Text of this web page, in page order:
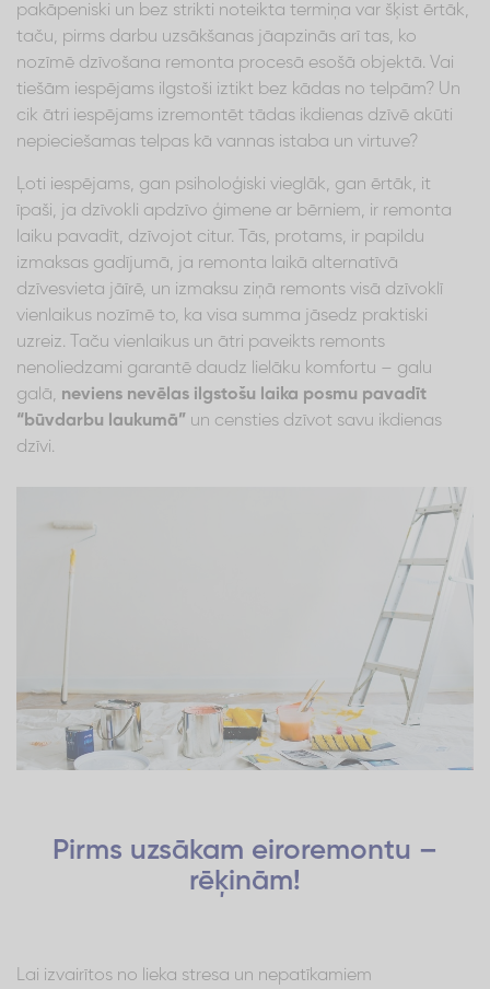
pakāpeniski un bez strikti noteikta termiņa var šķist ērtāk,
taču, pirms darbu uzsākšanas jāapzinās arī tas, ko
nozīmē dzīvošana remonta procesā esošā objektā. Vai
tiešām iespējams ilgstoši iztikt bez kādas no telpām? Un
cik ātri iespējams izremontēt tādas ikdienas dzīvē akūti
nepieciešamas telpas kā vannas istaba un virtuve?
Ļoti iespējams, gan psiholoģiski vieglāk, gan ērtāk, it
īpaši, ja dzīvokli apdzīvo ģimene ar bērniem, ir remonta
laiku pavadīt, dzīvojot citur. Tās, protams, ir papildu
izmaksas gadījumā, ja remonta laikā alternatīvā
dzīvesvieta jāīrē, un izmaksu ziņā remonts visā dzīvoklī
vienlaikus nozīmē to, ka visa summa jāsedz praktiski
uzreiz. Taču vienlaikus un ātri paveikts remonts
nenoliedzami garantē daudz lielāku komfortu – galu
galā, neviens nevēlas ilgstošu laika posmu pavadīt
“būvdarbu laukumā” un censties dzīvot savu ikdienas
dzīvi.
Pirms uzsākam eiroremontu –
rēķinām!
Lai izvairītos no lieka stresa un nepatīkamiem